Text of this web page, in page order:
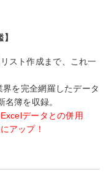
スト作成まで、これ一
を完全網羅したデータ
名簿を収録。
データとの併用
アップ！